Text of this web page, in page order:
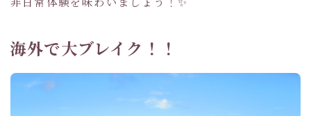
海外で大ブレイク！！